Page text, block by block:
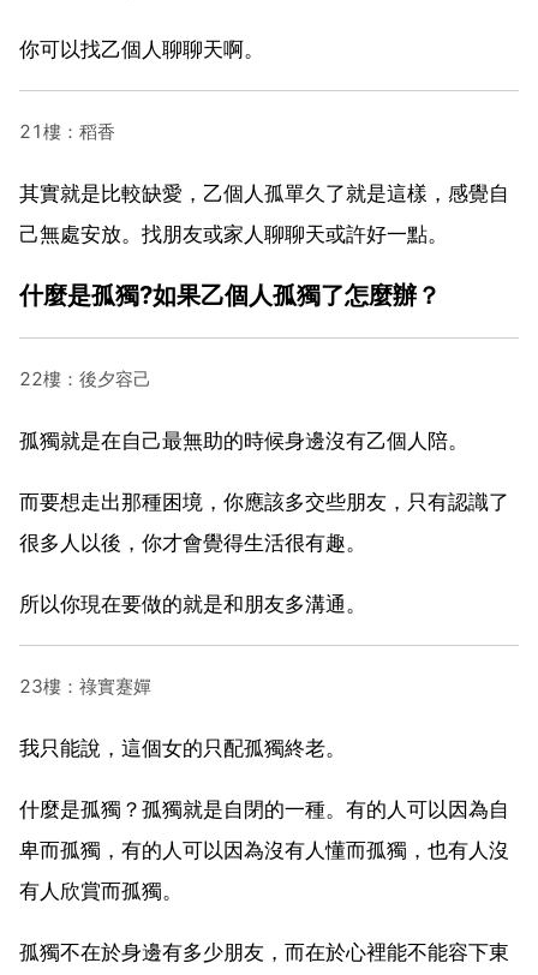
你可以找乙個人聊聊天啊。
21樓：稻香
其實就是比較缺愛，乙個人孤單久了就是這樣，感覺自
己無處安放。找朋友或家人聊聊天或許好一點。
什麼是孤獨?如果乙個人孤獨了怎麼辦？
22樓：後夕容己
孤獨就是在自己最無助的時候身邊沒有乙個人陪。
而要想走出那種困境，你應該多交些朋友，只有認識了
很多人以後，你才會覺得生活很有趣。
所以你現在要做的就是和朋友多溝通。
23樓：祿實蹇嬋
我只能說，這個女的只配孤獨終老。
什麼是孤獨？孤獨就是自閉的一種。有的人可以因為自
卑而孤獨，有的人可以因為沒有人懂而孤獨，也有人沒
有人欣賞而孤獨。
孤獨不在於身邊有多少朋友，而在於心裡能不能容下東